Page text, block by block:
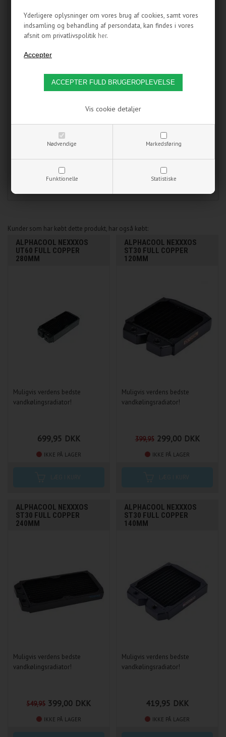
Yderligere oplysninger om vores brug af cookies, samt vores
indsamling og behandling af persondata, kan findes i vores
afsnit om privatlivspolitik her.
Nødvendige Markedsføring
Funktionelle Statistiske
Vis cookie detaljer
Kompatibilitet:
High Flow - 3/8" (10mm)
Push On - 13/10mm
1 meter slange*
* Hvis der f.eks. bestilles 3 meter slange vil der som
Bemærk venligst, at vi prøver så vidt muligt at levere alt
slange i et stykke. Hvis det ikke er muligt, vil du modtage den
bestilte længde i maksimum 2 stykker og ca. 10 cm ekstra
som kompensation.
07TF008
Kunder som har købt dette produkt, har også købt:
ALPHACOOL NEXXXOS
UT60 FULL COPPER
280MM
Muligvis verdens bedste
vandkølingsradiator!
699,95 DKK
IKKE PÅ LAGER
ALPHACOOL NEXXXOS
ST30 FULL COPPER
120MM
Muligvis verdens bedste
vandkølingsradiator!
399,95 299,00 DKK
IKKE PÅ LAGER
ALPHACOOL NEXXXOS
ST30 FULL COPPER
240MM
Muligvis verdens bedste
vandkølingsradiator!
549,95 399,00 DKK
IKKE PÅ LAGER
ALPHACOOL NEXXXOS
ST30 FULL COPPER
140MM
Muligvis verdens bedste
vandkølingsradiator!
419,95 DKK
IKKE PÅ LAGER